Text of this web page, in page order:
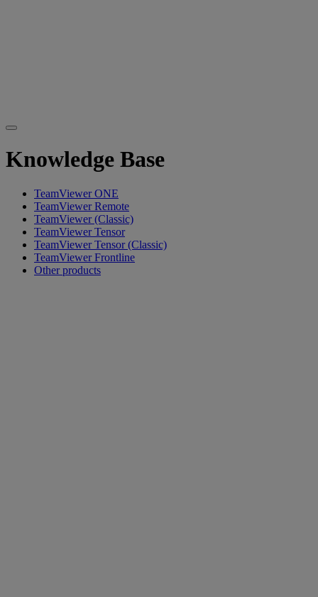
Knowledge Base
TeamViewer ONE
TeamViewer Remote
TeamViewer (Classic)
TeamViewer Tensor
TeamViewer Tensor (Classic)
TeamViewer Frontline
Other products